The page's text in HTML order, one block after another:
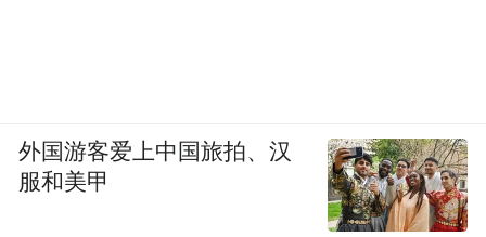
外国游客爱上中国旅拍、汉
服和美甲